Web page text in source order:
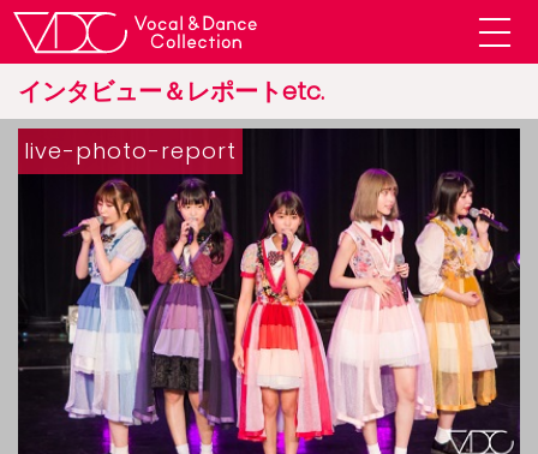
インタビュー＆レポートetc.
live-photo-report